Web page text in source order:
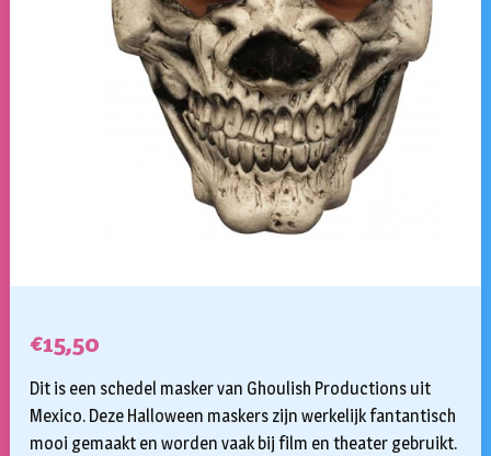
€15,50
Dit is een schedel masker van Ghoulish Productions uit
Mexico. Deze Halloween maskers zijn werkelijk fantantisch
mooi gemaakt en worden vaak bij film en theater gebruikt.